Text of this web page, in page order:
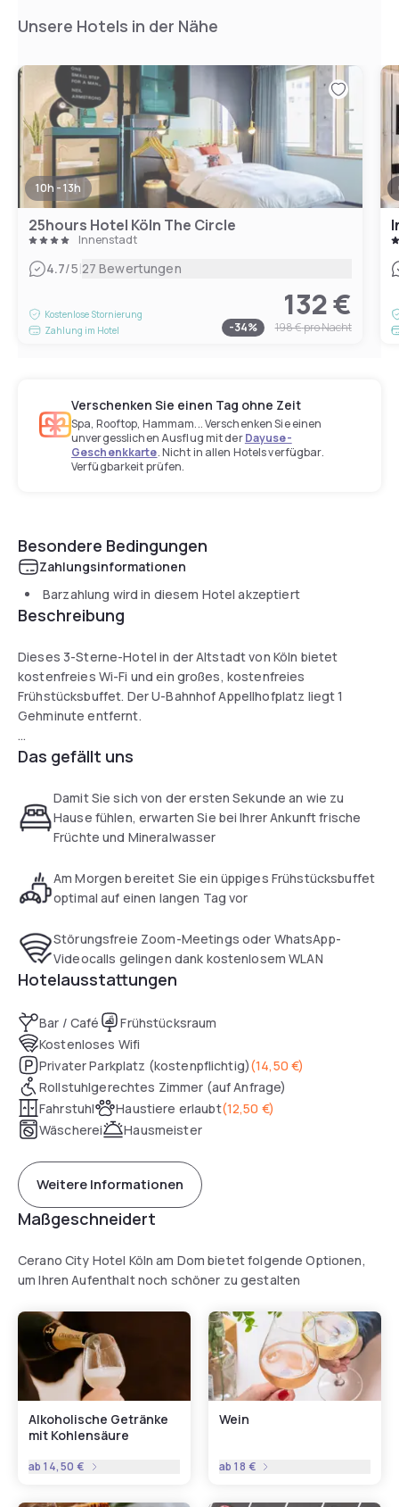
Unsere Hotels in der Nähe
10h - 13h
25hours Hotel Köln The Circle
Innenstadt
4.7/5|27 Bewertungen
Kostenlose Stornierung
Zahlung im Hotel
132 €
-34% 198 €pro Nacht
Verschenken Sie einen Tag ohne Zeit
Spa, Rooftop, Hammam... Verschenken Sie einen
unvergesslichen Ausflug mit derDayuse-
Geschenkkarte. Nicht in allen Hotels verfügbar.
Verfügbarkeit prüfen.
Besondere Bedingungen
Zahlungsinformationen
Barzahlung wird in diesem Hotel akzeptiert
Beschreibung
Dieses 3-Sterne-Hotel in der Altstadt von Köln bietet
kostenfreies Wi-Fi und ein großes, kostenfreies
Frühstücksbuffet. Der U-Bahnhof Appellhofplatz liegt 1
Gehminute entfernt.
Jedes Zimmer im Cerano City Hotel Köln am Dom verfügt
Schreibtisch. Bei der Ankunft erhalten Sie kostenfreies
Mineralwasser und frisches Obst.
Das gefällt uns
Damit Sie sich von der ersten Sekunde an wie zu
Hause fühlen, erwarten Sie bei Ihrer Ankunft frische
Früchte und Mineralwasser
Am Morgen bereitet Sie ein üppiges Frühstücksbuffet
optimal auf einen langen Tag vor
Störungsfreie Zoom-Meetings oder WhatsApp-
Videocalls gelingen dank kostenlosem WLAN
Hotelausstattungen
Bar / Café
Frühstücksraum
Kostenloses Wifi
Privater Parkplatz (kostenpflichtig)(14,50 €)
Rollstuhlgerechtes Zimmer (auf Anfrage)
Fahrstuhl
Haustiere erlaubt(12,50 €)
Wäscherei
Hausmeister
Weitere Informationen
Maßgeschneidert
Cerano City Hotel Köln am Dom bietet folgende Optionen,
um Ihren Aufenthalt noch schöner zu gestalten
Alkoholische Getränke
mit Kohlensäure
ab14,50 €
Wein
ab18 €